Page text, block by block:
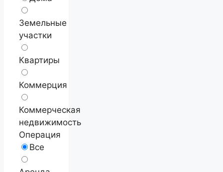
Земельные
участки
Квартиры
Коммерция
Коммерческая
недвижимость
Операция
Все